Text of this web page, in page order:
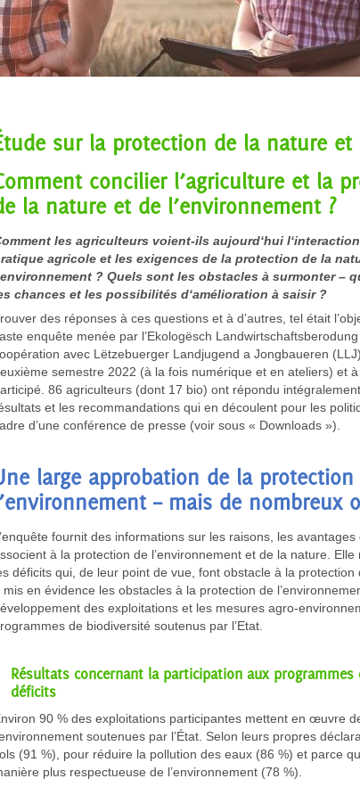
sur la protection de la nature et
concilier l’agriculture et la
la nature et de l’environnement ?
les agriculteurs voient-ils aujourd‘hui
agricole et les exigences de la protection de la
? Quels sont les obstacles à surmonter –
chances et les possibilités d‘amélioration à saisir ?
des réponses à ces questions et à d’autres, tel était
enquête menée par l’Ekologësch
avec Lëtzebuerger Landjugend a Jongbaueren
semestre 2022 (à la fois numérique et en ateliers) et
86 agriculteurs (dont 17 bio) ont répondu
et les recommandations qui en découlent pour les
d’une conférence de presse (voir sous « Downloads »).
large approbation de la
– mais de nombreux
fournit des informations sur les raisons, les
à la protection de l’environnement et de la nature.
déficits qui, de leur point de vue, font obstacle à la protection
mis en évidence les obstacles à la protection de
des exploitations et les mesures agro-
de biodiversité soutenus par l’Etat.
Résultats concernant la participation aux
déficits
90 % des exploitations participantes mettent en œuvre
soutenues par l’État. Selon leurs propres
(91 %), pour réduire la pollution des eaux (86 %) et parce
plus respectueuse de l’environnement (78 %).